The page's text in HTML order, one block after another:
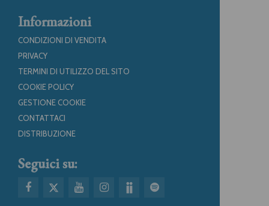
Informazioni
CONDIZIONI DI VENDITA
PRIVACY
TERMINI DI UTILIZZO DEL SITO
COOKIE POLICY
GESTIONE COOKIE
CONTATTACI
DISTRIBUZIONE
Seguici su: